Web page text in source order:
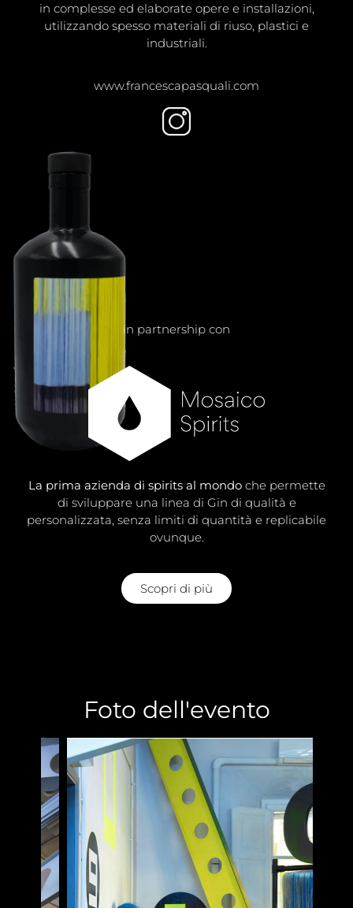
in complesse ed elaborate opere e installazioni,
utilizzando spesso materiali di riuso, plastici e
industriali.
www.francescapasquali.com
in partnership con
La prima azienda di spirits al mondoche permette
di sviluppare una linea di Gin di qualità e
personalizzata, senza limiti di quantità e replicabile
ovunque.
Scopri di più
Foto dell'evento